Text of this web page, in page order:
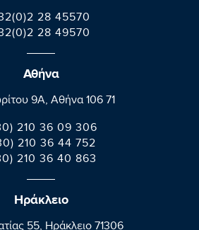
28 45570
28 49570
Αθήνα
9A, Aθήνα 106 71
210 36 09 306
210 36 44 752
210 36 40 863
Ηράκλειο